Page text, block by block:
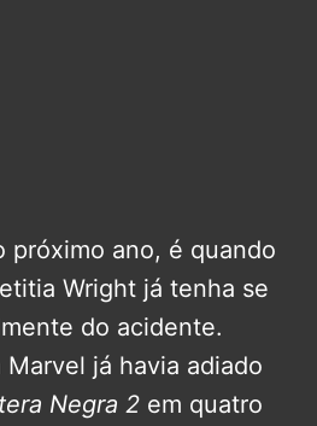
próximo ano, é quando
Wright já tenha se
do acidente.
já havia adiado
Negra 2 em quatro